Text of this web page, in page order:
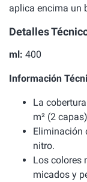
aplica encima un
Detalles
ml: 400
Información
La
m² (2
Eliminación
nitro.
Los colores
micados y